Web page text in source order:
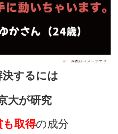
するには
大が研究
も取得の成分